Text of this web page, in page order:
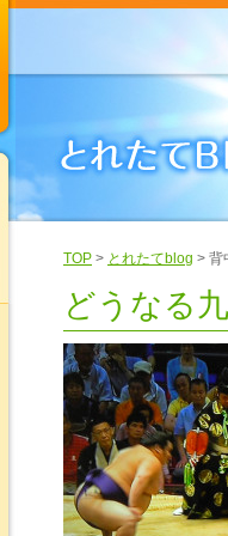
TOP > とれたてblog > 背
どうなる